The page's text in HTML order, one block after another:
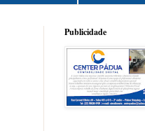
Publicidade